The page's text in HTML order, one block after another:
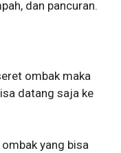
dan pancuran.
ombak maka
datang saja ke
yang bisa